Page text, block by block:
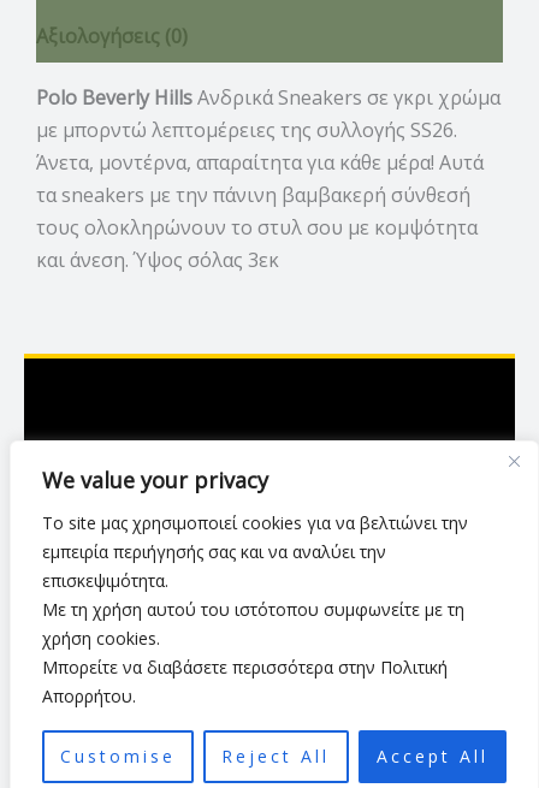
We value your privacy
Το site μας χρησιμοποιεί cookies για να βελτιώνει την
εμπειρία περιήγησής σας και να αναλύει την
επισκεψιμότητα.
Με τη χρήση αυτού του ιστότοπου συμφωνείτε με τη
χρήση cookies.
Μπορείτε να διαβάσετε περισσότερα στην Πολιτική
Απορρήτου.
Customise Reject All Accept All
Αξιολογήσεις (0)
Polo Beverly HillsΑνδρικά Sneakers σε γκρι χρώμα
με μπορντώ λεπτομέρειες της συλλογής SS26.
Άνετα, μοντέρνα, απαραίτητα για κάθε μέρα! Αυτά
τα sneakers με την πάνινη βαμβακερή σύνθεσή
τους ολοκληρώνουν το στυλ σου με κομψότητα
και άνεση. Ύψος σόλας 3εκ
luxurylarisa2024@gmail.com
Πολιτική Απορρήτου • Όροι Χρήσης •
Τρόποι & Μέθοδοι Αποστολής
Πολιτική Επιστροφών •
Τρόποι Πληρωμής